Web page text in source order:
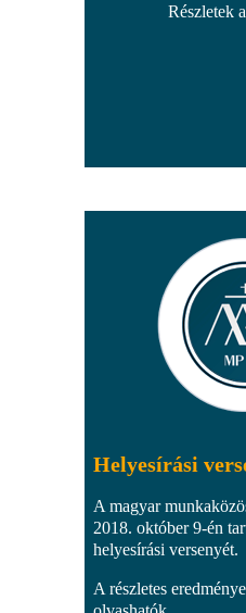
Részletek
Helyesírási
A magyar
2018. október 9-én
helyesírási versenyét.
A részletes